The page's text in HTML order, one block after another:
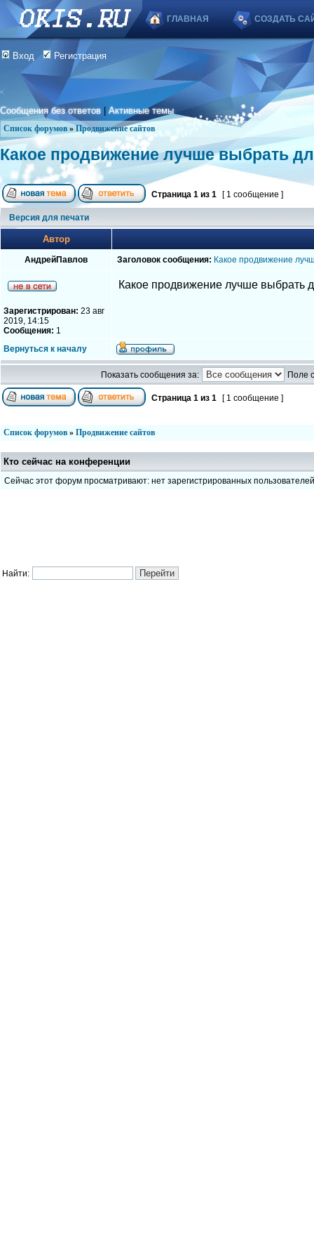
ГЛАВНАЯ СОЗДАТЬ
Вход Регистрация
Сообщения без ответов |Активные темы
Список форумов » Продвижение сайтов
Какое продвижение лучше выбрать
Страница 1 из 1 [ 1 сообщение ]
Версия для печати
Автор
АндрейПавлов Заголовок сообщения: Какое продвижение
Зарегистрирован: 23 авг
2019, 14:15
Сообщения: 1
Какое продвижение лучше выбрать
Вернуться к началу
Показать сообщения за: Поле
Страница 1 из 1 [ 1 сообщение ]
Список форумов » Продвижение сайтов
Кто сейчас на конференции
Сейчас этот форум просматривают: нет зарегистрированных пользователей
Найти: